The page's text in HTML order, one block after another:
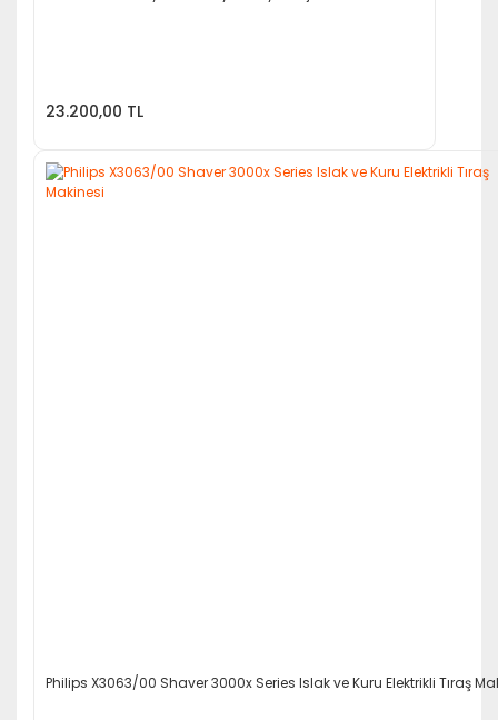
23.200,00 TL
Philips X3063/00 Shaver 3000x Series Islak ve Kuru Elektrikli Tıraş